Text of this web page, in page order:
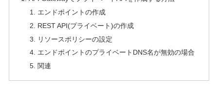
エンドポイントの作成
REST API(プライベート)の作成
リソースポリシーの設定
エンドポイントのプライベートDNS名が無効の場合
関連